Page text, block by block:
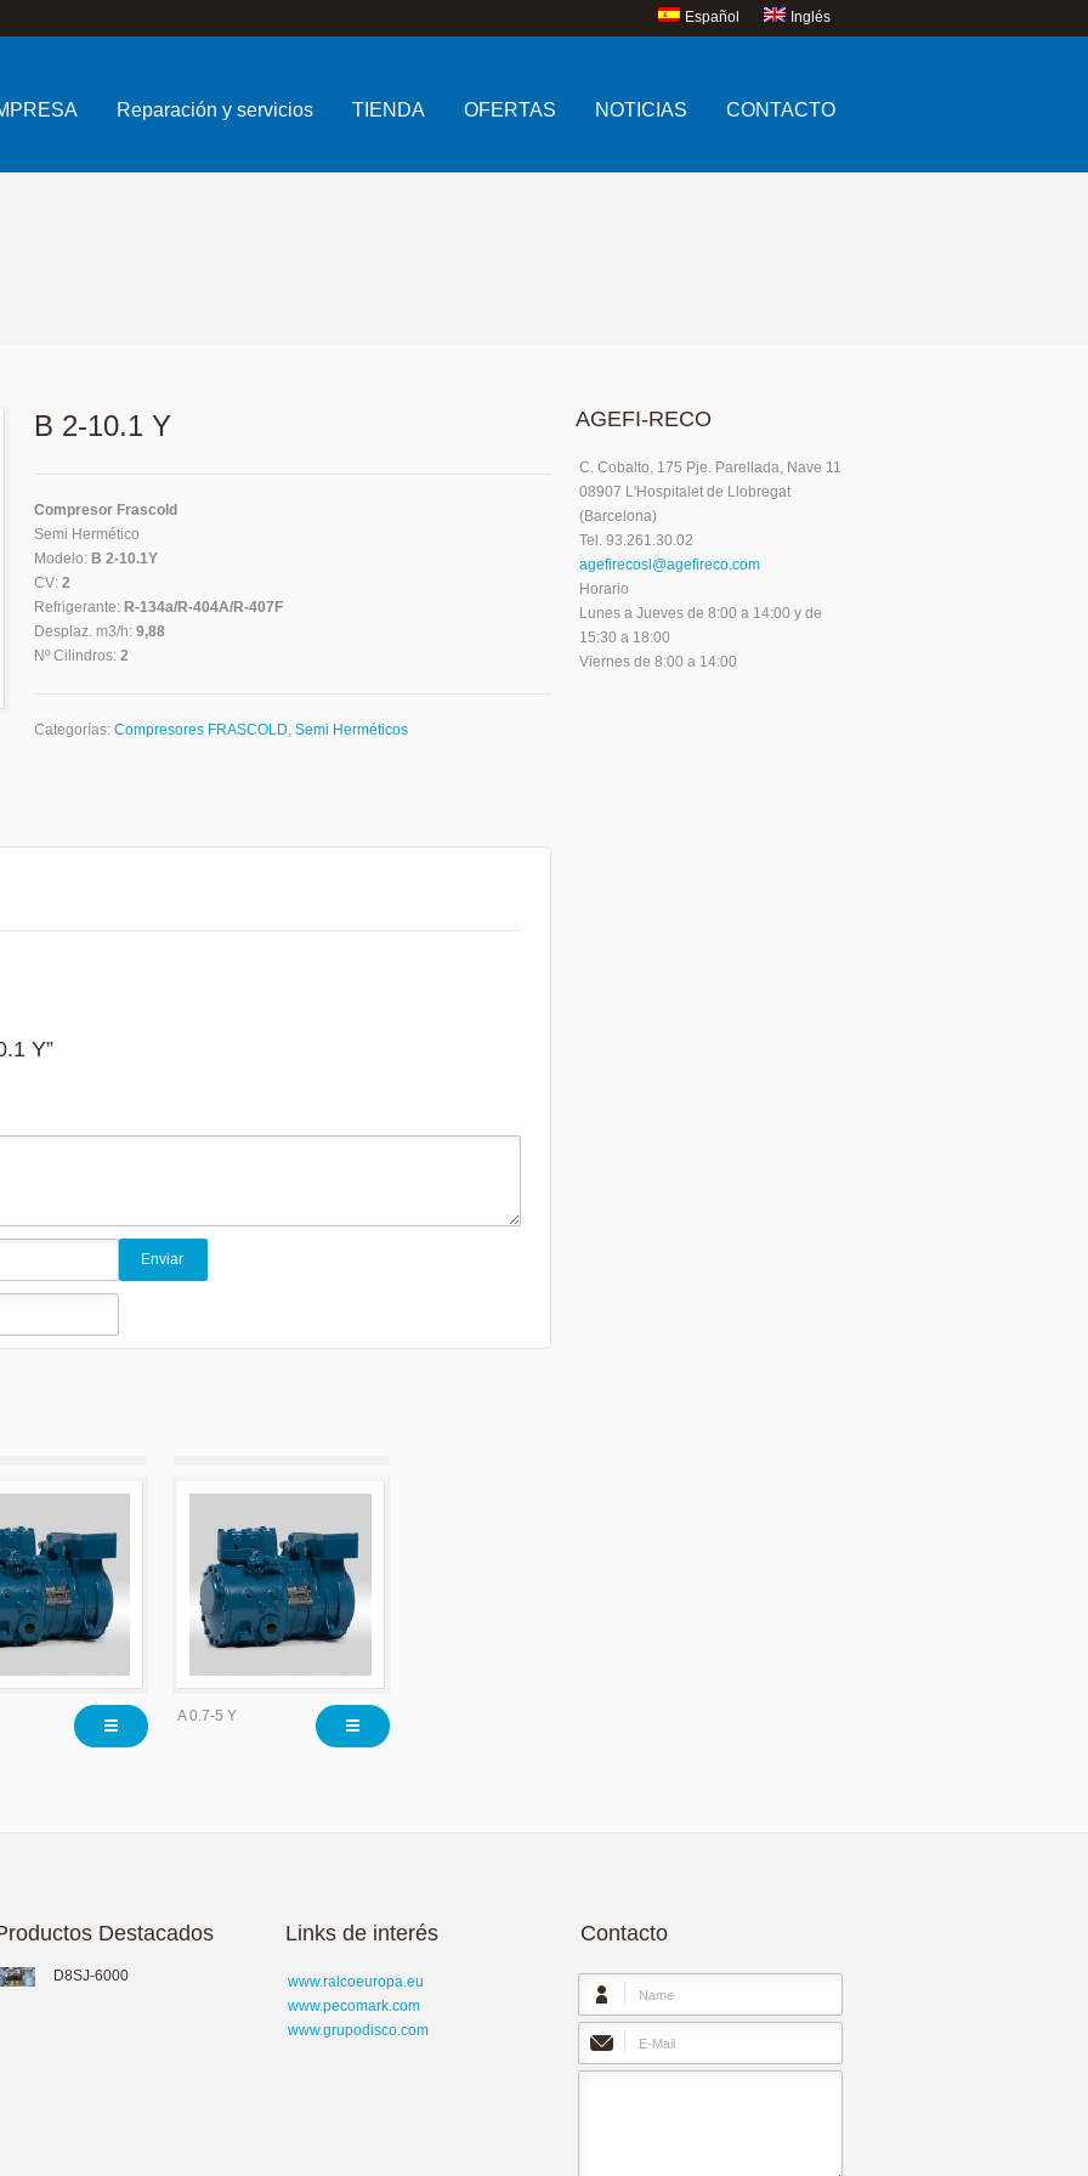
Español Inglés
Reparación y servicios TIENDA OFERTAS NOTICIAS CONTACTO
B 2-10.1 Y
Compresor Frascold
Semi Hermético
Modelo: B 2-10.1Y
CV: 2
Refrigerante: R-134a/R-404A/R-407F
Desplaz. m3/h: 9,88
Nº Cilindros: 2
Categorías: Compresores FRASCOLD, Semi Herméticos
Y”
A 0.7-5 Y
AGEFI-RECO
C. Cobalto, 175 Pje. Parellada, Nave 11
08907 L'Hospitalet de Llobregat
(Barcelona)
Tel. 93.261.30.02
agefirecosl@agefireco.com
Horario
Lunes a Jueves de 8:00 a 14:00 y de
15:30 a 18:00
Viernes de 8:00 a 14:00
Destacados
D8SJ-6000
Links de interés
www.ralcoeuropa.eu
www.pecomark.com
www.grupodisco.com
Contacto